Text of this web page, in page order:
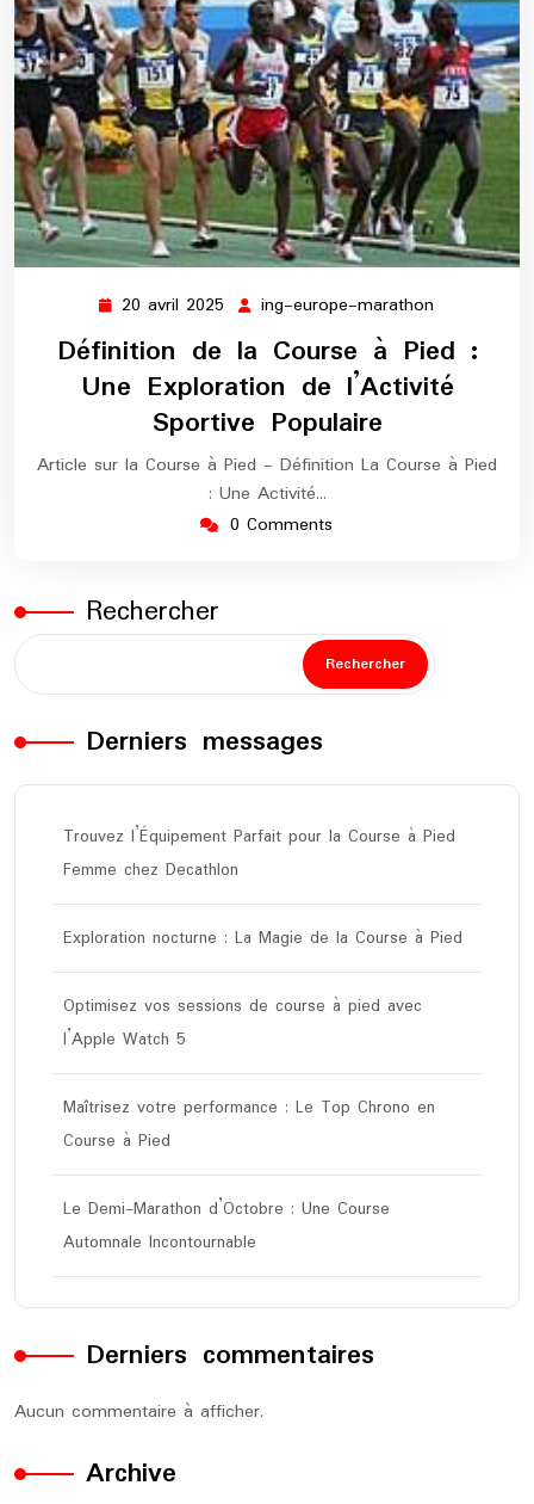
20 avril 2025 20
avril
2025
ing-europe-marathon
europe-
marathon
Définition de la Course à Pied :
Une Exploration de l’Activité
Sportive Populaire
Article sur la Course à Pied - Définition La Course à Pied
: Une Activité…
0 Comments
Rechercher
Rechercher
Derniers messages
Trouvez l’Équipement Parfait pour la Course à Pied
Femme chez Decathlon
Exploration nocturne : La Magie de la Course à Pied
Optimisez vos sessions de course à pied avec
l’Apple Watch 5
Maîtrisez votre performance : Le Top Chrono en
Course à Pied
Le Demi-Marathon d’Octobre : Une Course
Automnale Incontournable
Derniers commentaires
Aucun commentaire à afficher.
Archive